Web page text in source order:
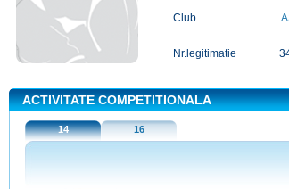
Club
Nr.legitimatie
ACTIVITATE COMPETITIONALA
14 16